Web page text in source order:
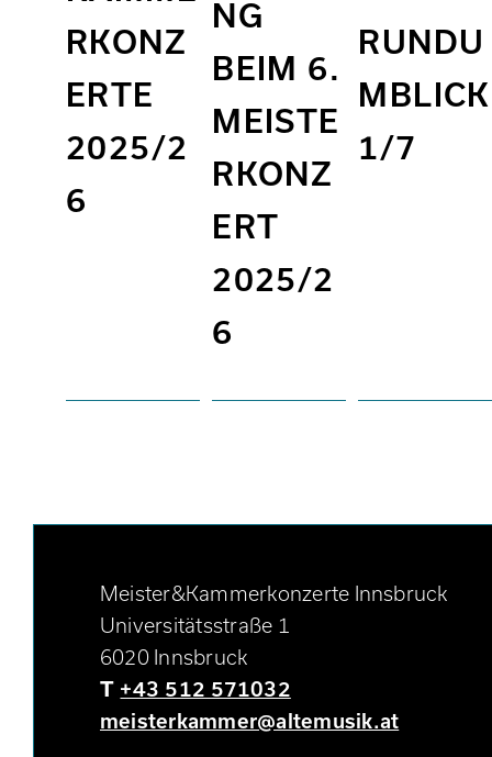
RKONZ
ERTE
2025/2
6
NG
BEIM 6.
MEISTE
RKONZ
ERT
2025/2
6
RUNDU
MBLICK
1/7
Meister&Kammerkonzerte Innsbruck
Universitätsstraße 1
6020 Innsbruck
T +43 512 571032
meisterkammer@altemusik.at